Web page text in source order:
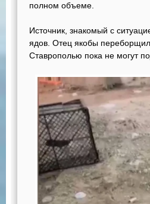
полном объеме.
Источник, знакомый с
ядов. Отец якобы
Ставрополью пока не могут